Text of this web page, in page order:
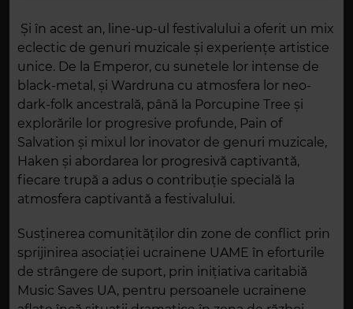
Și în acest an, line-up-ul festivalului a oferit un mix
eclectic de genuri muzicale și experiențe artistice
unice. De la Emperor, cu sunetele lor intense de
black-metal, și Wardruna cu atmosfera lor neo-
dark-folk ancestrală, până la Porcupine Tree și
explorările lor progresive profunde, Pain of
Salvation și mixul lor inovator de genuri muzicale,
Haken și abordarea lor progresivă captivantă,
fiecare trupă a adus o contribuție specială la
atmosfera captivantă a festivalului.
Susținerea comunităților din zone de conflict prin
sprijinirea asociației ucrainene UAME în eforturile
de strângere de suport, prin inițiativa caritabiă
Music Saves UA, pentru persoanele ucrainene